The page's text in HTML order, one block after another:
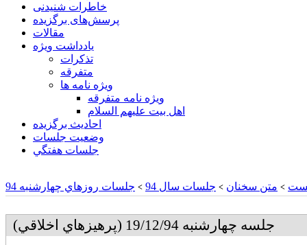
خاطرات شنیدنی
پرسش‌های برگزیده
مقالات
یادداشت ویژه
تذكرات
متفرقه
ويژه نامه ها
ويژه نامه متفرقه
اهل بيت عليهم السلام
احادیث برگزیده
وضعیت جلسات
جلسات هفتگي
> متن سخنان > جلسات سال 94 > جلسات روزهاي چهارشنبه 94
جلسه چهارشنبه 19/12/94 (پرهيزهاي اخلاقي)